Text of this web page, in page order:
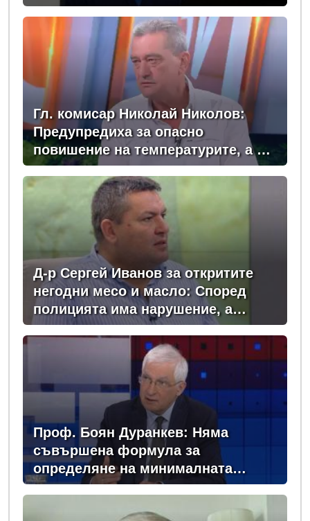
Гл. комисар Николай Николов:
Предупредиха за опасно
повишение на температурите, а в
момента сме в сърцевината на
най-опасното време
Д-р Сергей Иванов за откритите
негодни месо и масло: Според
полицията има нарушение, а
според БАБХ – няма
Проф. Боян Дуранкев: Няма
съвършена формула за
определяне на минималната
заплата